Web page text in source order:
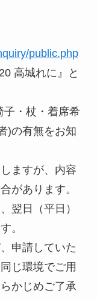
public.php
高城れに』と
・杖・着席希
)の有無をお知
ますが、内容
があります。
翌日（平日）
。
申請していた
じ環境でご用
かじめご了承